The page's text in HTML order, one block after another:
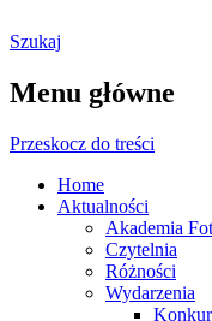
Ostrołęckie
Szukaj
Menu główne
Przeskocz do treści
Home
Aktualności
Akademia
Czytelnia
Różności
Wydarzenia